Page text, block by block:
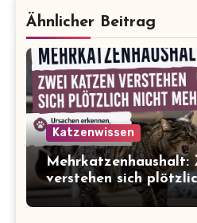
Ähnlicher Beitrag
Katzenwissen
Mehrkatzenhaushalt:
verstehen sich